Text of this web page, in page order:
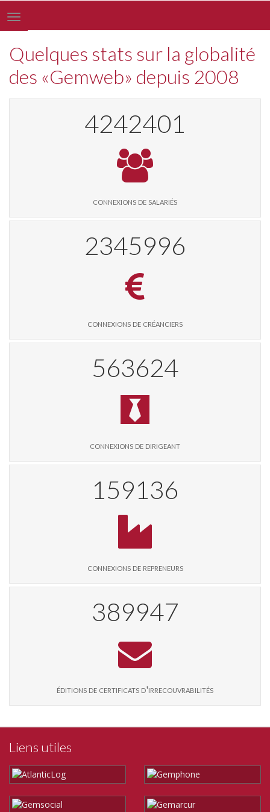
Toggle
navigation
Quelques stats sur la globalité
des «Gemweb» depuis 2008
4369981
connexions de salariés
2416547
connexions de créanciers
580573
connexions de dirigeant
163922
connexions de repreneurs
401572
éditions de certificats d'irrecouvrabilités
Liens utiles